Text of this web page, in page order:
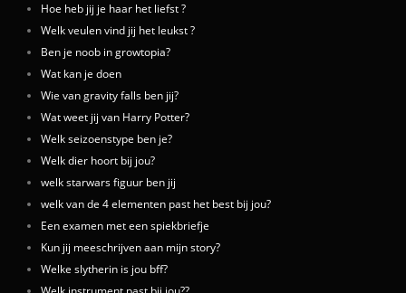
Hoe heb jij je haar het liefst ?
Welk veulen vind jij het leukst ?
Ben je noob in growtopia?
Wat kan je doen
Wie van gravity falls ben jij?
Wat weet jij van Harry Potter?
Welk seizoenstype ben je?
Welk dier hoort bij jou?
welk starwars figuur ben jij
welk van de 4 elementen past het best bij jou?
Een examen met een spiekbriefje
Kun jij meeschrijven aan mijn story?
Welke slytherin is jou bff?